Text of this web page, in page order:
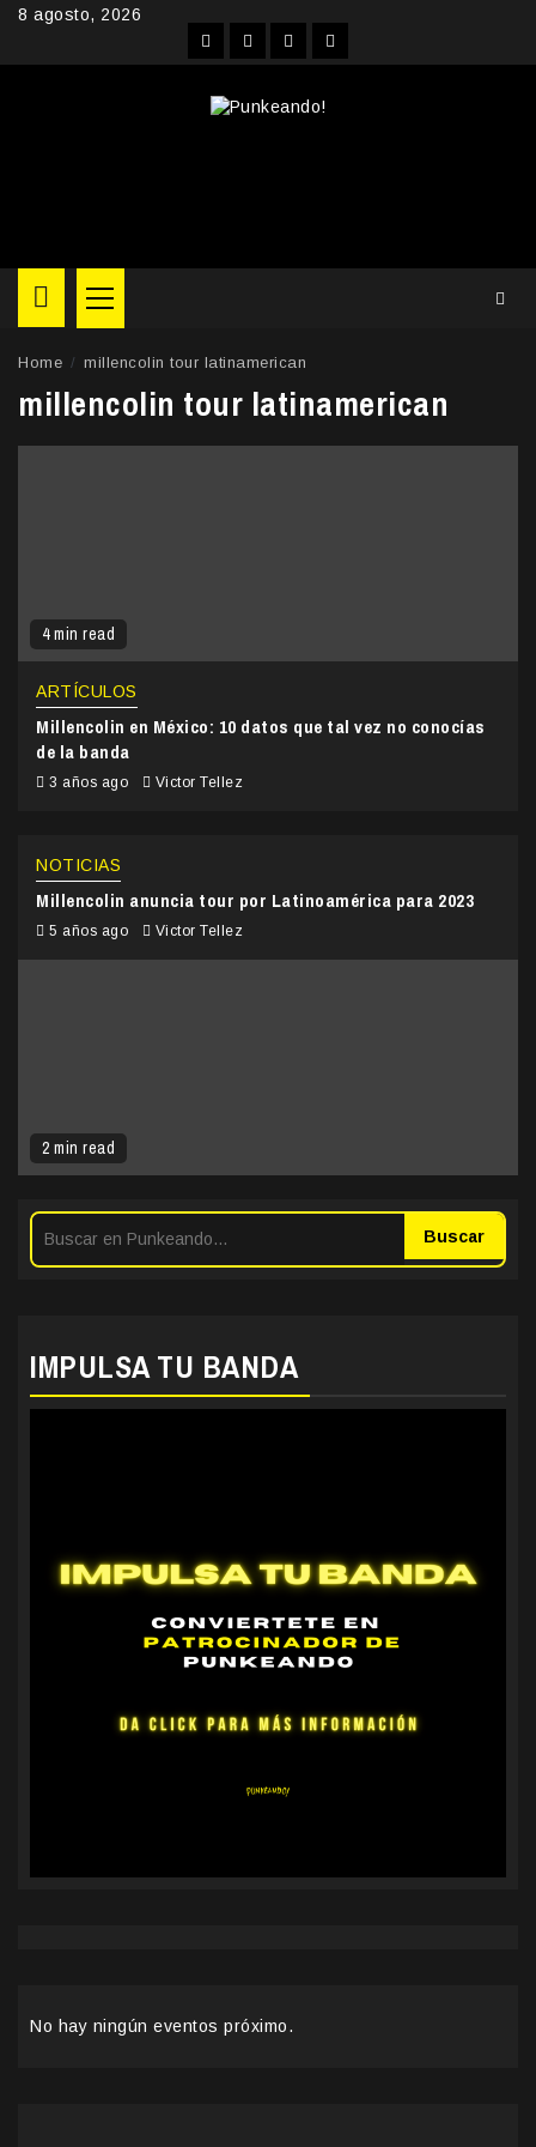
Skip8 agosto, 2026
FacebookInstagram
YouTubeTwitter
Primary
Menu
Home millencolin tour latinamerican
millencolin tour latinamerican
4 min read
ARTÍCULOS
Millencolin en México: 10 datos que tal vez no conocías
de la banda
3 años ago Victor Tellez
2 min read
NOTICIAS
Millencolin anuncia tour por Latinoamérica para 2023
5 años ago Victor Tellez
Buscar
IMPULSA TU BANDA
No hay ningún eventos próximo.